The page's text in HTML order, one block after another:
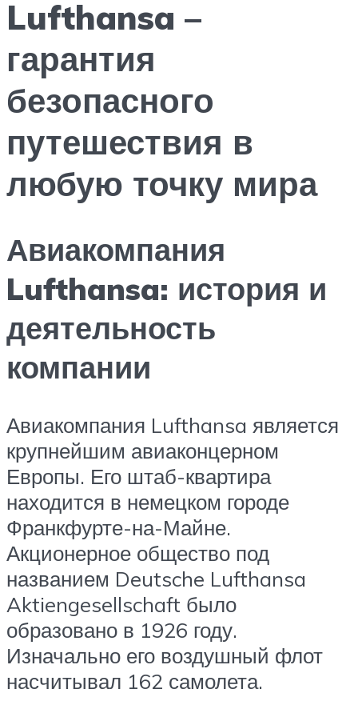
Lufthansa –
гарантия
безопасного
путешествия в
любую точку мира
Авиакомпания
Lufthansa: история и
деятельность
компании
Авиакомпания Lufthansa является
крупнейшим авиаконцерном
Европы. Его штаб-квартира
находится в немецком городе
Франкфурте-на-Майне.
Акционерное общество под
названием Deutsche Lufthansa
Aktiengesellschaft было
образовано в 1926 году.
Изначально его воздушный флот
насчитывал 162 самолета.